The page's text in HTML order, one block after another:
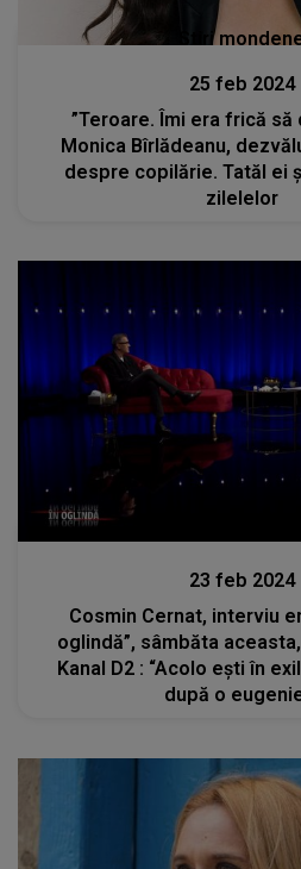
Stiri
25 feb 2024
”Teroare. Îmi era frică să
Monica Bîrlădeanu,
despre copilărie. Tatăl ei
zilelelor
23 feb 2024
Cosmin Cernat, interviu
oglindă”, sâmbăta
Kanal D2 : “Acolo ești în
după o